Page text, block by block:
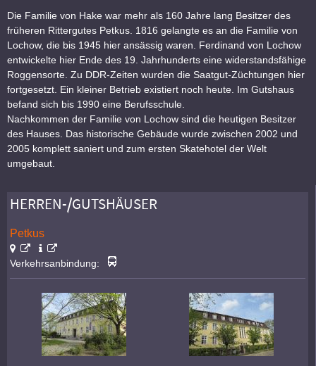
Die Familie von Hake war mehr als 160 Jahre lang Besitzer des
früheren Rittergutes Petkus. 1816 gelangte es an die Familie von
Lochow, die bis 1945 hier ansässig waren. Ferdinand von Lochow
entwickelte hier Ende des 19. Jahrhunderts eine widerstandsfähige
Roggensorte. Zu DDR-Zeiten wurden die Saatgut-Züchtungen hier
fortgesetzt. Ein kleiner Betrieb existiert noch heute. Im Gutshaus
befand sich bis 1990 eine Berufsschule.
Nachkommen der Familie von Lochow sind die heutigen Besitzer
des Hauses. Das historische Gebäude wurde zwischen 2002 und
2005 komplett saniert und zum ersten Skatehotel der Welt
umgebaut.
HERREN-/GUTSHÄUSER
Petkus
Verkehrsanbindung: